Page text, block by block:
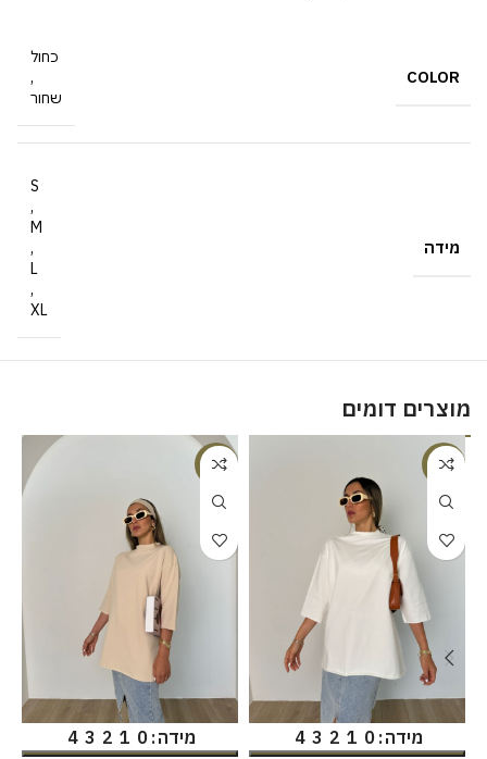
COLOR
כחול
,
שחור
מידה
S
,
M
,
L
,
XL
מוצרים דומים
-18%
מידה 0
1
2
3
4
-18%
מידה 0
1
2
3
4